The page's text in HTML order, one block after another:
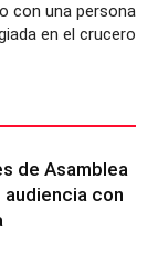
con una persona
en el crucero
de Asamblea
audiencia con